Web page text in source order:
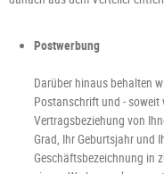
Postwerbung
Darüber hinaus behalten
Postanschrift und - soweit
Vertragsbeziehung von
Grad, Ihr Geburtsjahr und
Geschäftsbezeichnung in